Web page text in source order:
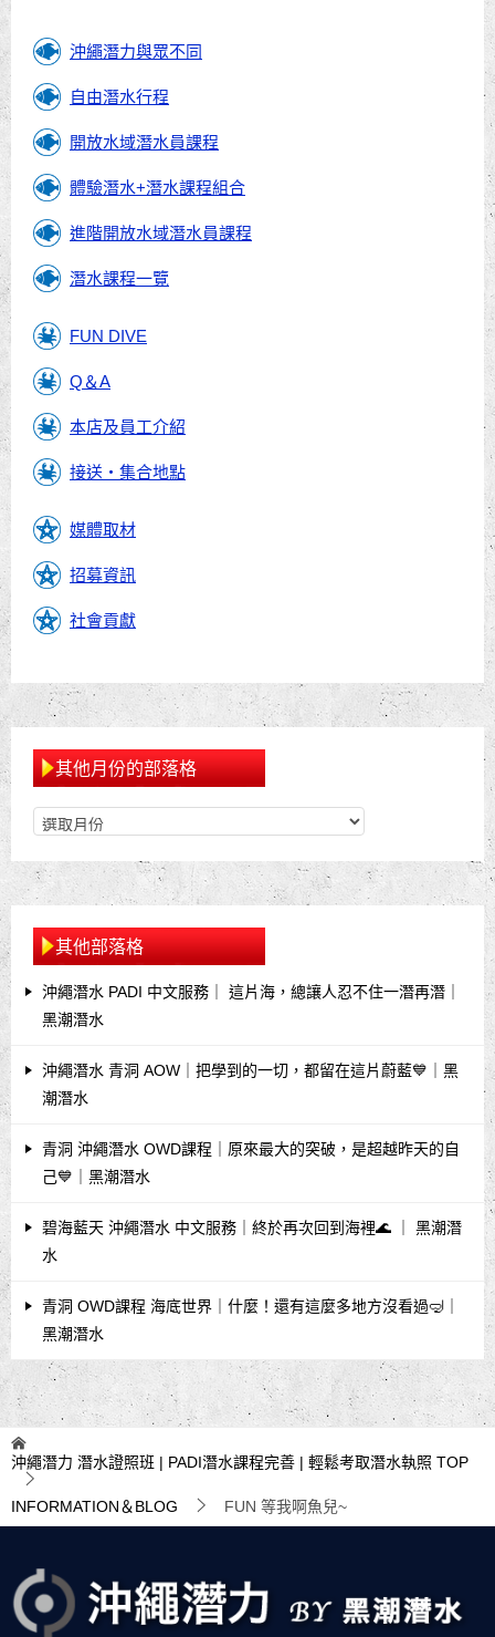
沖繩潛力與眾不同
自由潛水行程
開放水域潛水員課程
體驗潛水+潛水課程組合
進階開放水域潛水員課程
潛水課程一覽
FUN DIVE
Q＆A
本店及員工介紹
接送・集合地點
媒體取材
招募資訊
社會貢獻
其他月份的部落格
其他部落格
沖繩潛水 PADI 中文服務｜ 這片海，總讓人忍不住一潛再潛｜
黑潮潛水
沖繩潛水 青洞 AOW｜把學到的一切，都留在這片蔚藍💙｜黑
潮潛水
青洞 沖繩潛水 OWD課程｜原來最大的突破，是超越昨天的自
己💙｜黑潮潛水
碧海藍天 沖繩潛水 中文服務｜終於再次回到海裡🌊 ｜ 黑潮潛
水
青洞 OWD課程 海底世界｜什麼！還有這麼多地方沒看過🤿｜
黑潮潛水
沖繩潛力 潛水證照班 | PADI潛水課程完善 | 輕鬆考取潛水執照 TOP
INFORMATION＆BLOG FUN 等我啊魚兒~